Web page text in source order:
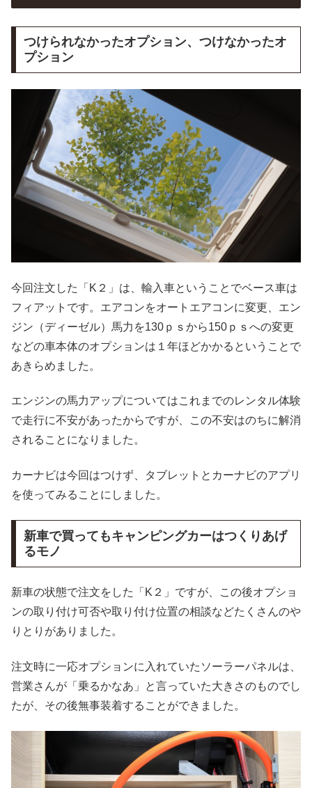
つけられなかったオプション、つけなかったオ
プション
今回注文した「K２」は、輸入車ということでベース車は
フィアットです。エアコンをオートエアコンに変更、エン
ジン（ディーゼル）馬力を130ｐｓから150ｐｓへの変更
などの車本体のオプションは１年ほどかかるということで
あきらめました。
エンジンの馬力アップについてはこれまでのレンタル体験
で走行に不安があったからですが、この不安はのちに解消
されることになりました。
カーナビは今回はつけず、タブレットとカーナビのアプリ
を使ってみることにしました。
新車で買ってもキャンピングカーはつくりあげ
るモノ
新車の状態で注文をした「K２」ですが、この後オプショ
ンの取り付け可否や取り付け位置の相談などたくさんのや
りとりがありました。
注文時に一応オプションに入れていたソーラーパネルは、
営業さんが「乗るかなあ」と言っていた大きさのものでし
たが、その後無事装着することができました。